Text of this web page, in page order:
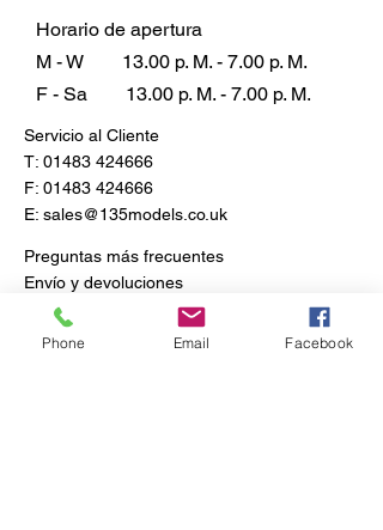
Horario de apertura
M - W
13.00 p. M. - 7.00 p. M.
F - Sa
13.00 p. M. - 7.00 p. M.
Servicio al Cliente
T: 01483 424666
F: 01483 424666
E: sales@135models.co.uk
Preguntas más frecuentes
Envío y devoluciones
Política de la tienda
Phone Email Facebook